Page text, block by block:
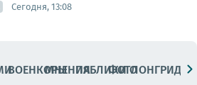
Сегодня, 13:08
ВОЕНКОРЫМНЕНИЯПАБЛИКИ
ФОТОЛОНГРИДЫ